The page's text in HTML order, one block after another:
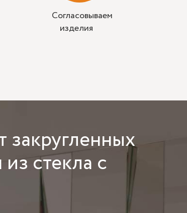
Согласовываем
изделия
закругленных
стекла с